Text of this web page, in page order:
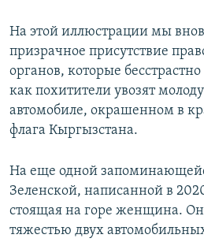
На этой иллюстрации мы
призрачное присутствие
органов, которые
как похитители увозят
автомобиле, окрашенном в
флага Кыргызстана.
На еще одной
Зеленской, написанной в
стоящая на горе женщина.
тяжестью двух